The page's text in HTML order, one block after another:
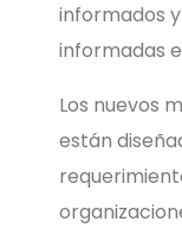
informados
informadas
Los nuevos
están